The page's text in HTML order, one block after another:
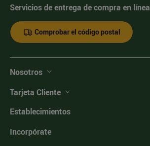
Servicios de entrega de compra en línea
Comprobar el código postal
Nosotros
Tarjeta Cliente
Establecimientos
Incorpórate